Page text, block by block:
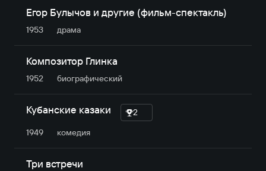
Егор Булычов и другие (фильм-спектакль)
1953 драма
Композитор Глинка
1952 биографический
Кубанские казаки
2
1949
комедия
Три встречи